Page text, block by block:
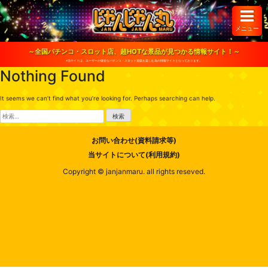
S
k
i
o
n
n
t
メニュー
～全国パチンコ・スロット店、超HOTな景品が見つかる情報サイト！～
※当サイトは、ユーザーが健全なパチンコ・スロット遊戯を楽しむ為の情報サイトとなっております。
Nothing Found
It seems we can’t find what you’re looking for. Perhaps searching can help.
検
索:
お問い合わせ(資料請求等)
当サイトについて(利用規約)
Copyright © janjanmaru. all rights reseved.